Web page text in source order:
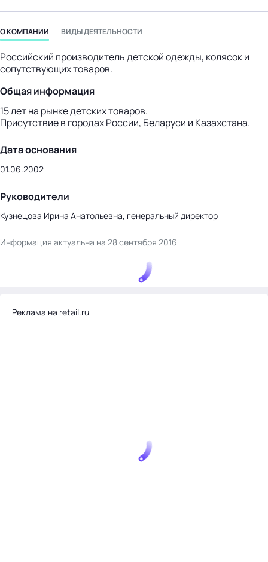
бизнес-центр
О КОМПАНИИ ВИДЫ ДЕЯТЕЛЬНОСТИ
Российский производитель детской одежды, колясок и
сопутствующих товаров.
Общая информация
15 лет на рынке детских товаров.
Присутствие в городах России, Беларуси и Казахстана.
Дата основания
01.06.2002
Руководители
Кузнецова Ирина Анатольевна, генеральный директор
Информация актуальна на 28 сентября 2016
Реклама на retail.ru